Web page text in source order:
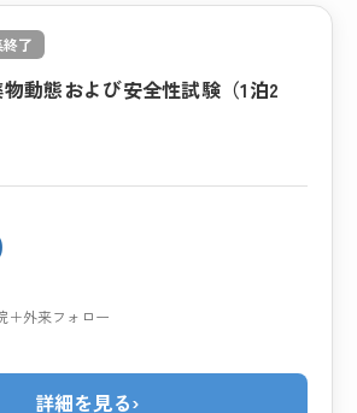
終了
動態および安全性試験（1泊2
＋外来フォロー
詳細を見る›